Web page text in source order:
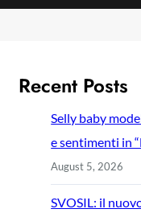
Recent Posts
Selly baby
e sentimenti in
August 5, 2026
SVOSIL: il